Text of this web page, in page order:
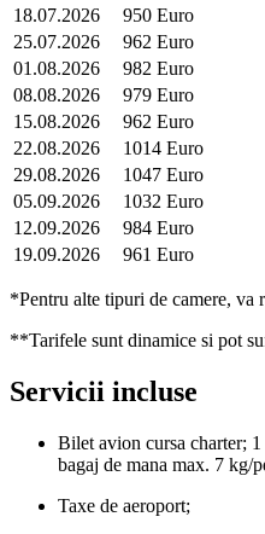
18.07.2026
950 Euro
25.07.2026
962 Euro
01.08.2026
982 Euro
08.08.2026
979 Euro
15.08.2026
962 Euro
22.08.2026
1014 Euro
29.08.2026
1047 Euro
05.09.2026
1032 Euro
12.09.2026
984 Euro
19.09.2026
961 Euro
*Pentru alte tipuri de camere, va
**Tarifele sunt dinamice si pot
Servicii incluse
Bilet avion cursa charter;
bagaj de mana max. 7 kg/
Taxe de aeroport;